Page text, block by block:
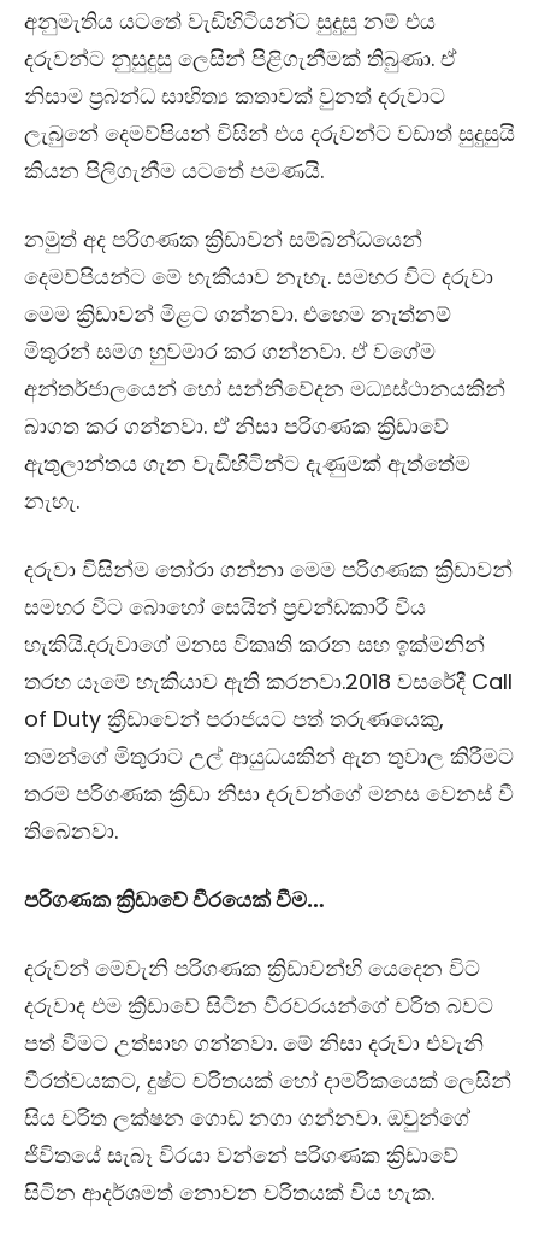
අනුමැතිය යටතේ වැඩිහිටියන්ට සුදුසු නම් එය
දරුවන්ට නුසුදුසු ලෙසින් පිළිගැනීමක් තිබුණා. ඒ
නිසාම ප්‍රබන්ධ සාහිත්‍ය කතාවක් වුනත් දරුවාට
ලැබුනේ දෙමව්පියන් විසින් එය දරුවන්ට වඩාත් සුදුසුයි
කියන පිලිගැනීම යටතේ පමණයි.
නමුත් අද පරිගණක ක්‍රිඩාවන් සම්බන්ධයෙන්
දෙමව්පියන්ට මේ හැකියාව නැහැ. සමහර විට දරුවා
මෙම ක්‍රිඩාවන් මිළට ගන්නවා. එහෙම නැත්නම්
මිතුරන් සමග හුවමාර කර ගන්නවා. ඒ වගේම
අන්තර්ජාලයෙන් හෝ සන්නිවේදන මධ්‍යස්ථානයකින්
බාගත කර ගන්නවා. ඒ නිසා පරිගණක ක්‍රිඩාවේ
ඇතුලාන්තය ගැන වැඩිහිටින්ට දැණුමක් ඇත්තේම
නැහැ.
දරුවා විසින්ම තෝරා ගන්නා මෙම පරිගණක ක්‍රිඩාවන්
සමහර විට බොහෝ සෙයින් ප්‍රචන්ඩකාරී විය
හැකියි.දරුවාගේ මනස විකෘති කරන සහ ඉක්මනින්
තරහ යෑමේ හැකියාව ඇති කරනවා.2018 වසරේදී Call
of Duty ක්‍රීඩාවෙන් පරාජයට පත් තරුණයෙකු,
තමන්ගේ මිතුරාට උල් ආයුධයකින් ඇන තුවාල කිරීමට
තරම් පරිගණක ක්‍රිඩා නිසා දරුවන්ගේ මනස වෙනස් වී
තිබෙනවා.
පරිගණක ක්‍රිඩාවේ වීරයෙක් වීම…
දරුවන් මෙවැනි පරිගණක ක්‍රිඩාවන්හි යෙදෙන විට
දරුවාද එම ක්‍රිඩාවේ සිටින වීරවරයන්ගේ චරිත බවට
පත් වීමට උත්සාහ ගන්නවා. මේ නිසා දරුවා එවැනි
වීරත්වයකට, දුෂ්ට චරිතයක් හෝ දාමරිකයෙක් ලෙසින්
සිය චරිත ලක්ෂන ගොඩ නගා ගන්නවා. ඔවුන්ගේ
ජීවිතයේ සැබෑ විරයා වන්නේ පරිගණක ක්‍රිඩාවේ
සිටින ආදර්ශමත් නොවන චරිතයක් විය හැක.